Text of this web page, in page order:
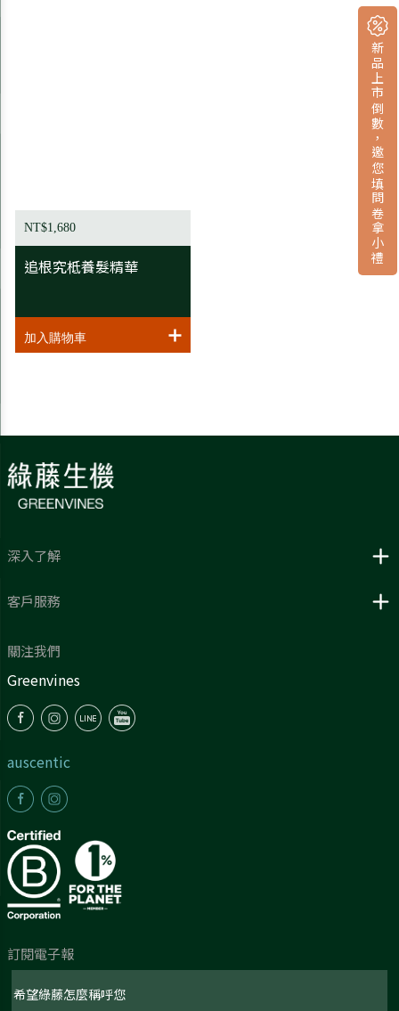
NT$1,680
追根究柢養髮精華 新品上市倒數，邀您填問卷拿小禮
深入了解
客戶服務
關注我們
Greenvines
auscentic
訂閱電子報